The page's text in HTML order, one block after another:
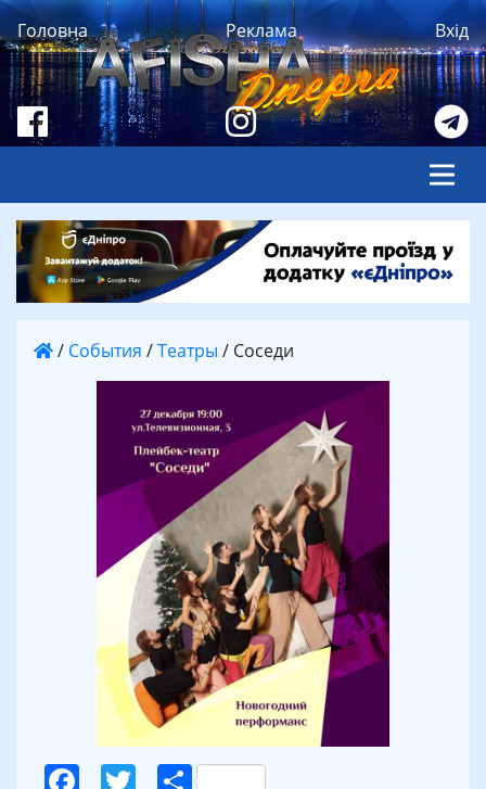
Головна Реклама Вхід
/ События /Театры / Соседи